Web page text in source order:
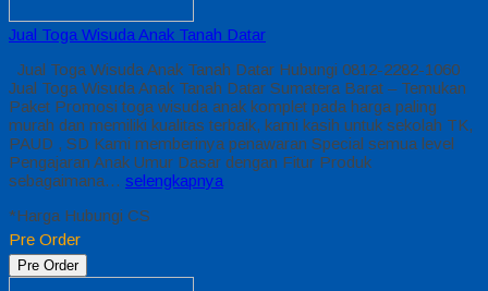
Jual Toga Wisuda Anak Tanah Datar
Jual Toga Wisuda Anak Tanah Datar Hubungi 0812-2282-1060
Jual Toga Wisuda Anak Tanah Datar Sumatera Barat – Temukan
Paket Promosi toga wisuda anak komplet pada harga paling
murah dan memiliki kualitas terbaik, kami kasih untuk sekolah TK,
PAUD , SD Kami memberinya penawaran Special semua level
Pengajaran Anak Umur Dasar dengan Fitur Produk
sebagaimana… selengkapnya
*Harga Hubungi CS
Pre Order
Pre Order